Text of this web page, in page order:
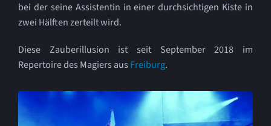
Referenzen
bei der seine Assistentin in einer durchsichtigen Kiste in
zwei Hälften zerteilt wird.
Diese Zauberillusion ist seit September 2018 im
Repertoire des Magiers aus Freiburg.